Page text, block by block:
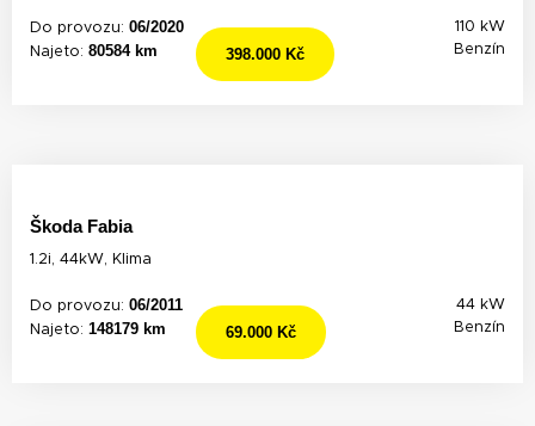
Do provozu: 06/2020
Najeto: 80584 km
110 kW
Benzín
398.000 Kč
Škoda Fabia
1.2i, 44kW, Klima
Do provozu: 06/2011
Najeto: 148179 km
44 kW
Benzín
69.000 Kč